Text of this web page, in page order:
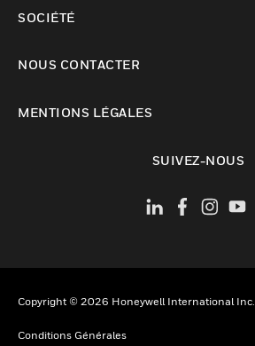
SOCIÉTÉ
NOUS CONTACTER
MENTIONS LÉGALES
SUIVEZ-NOUS
Copyright © 2026 Honeywell International Inc.
Conditions Générales